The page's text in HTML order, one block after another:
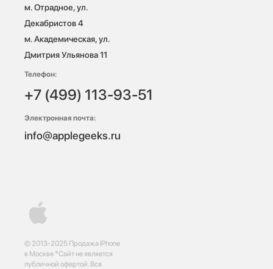
© 2013-2025 Продажа iPhone
в Москве *Сайт не является
публичной офертой. Вся
м. Отрадное, ул.
Декабристов 4
м. Академическая, ул.
Дмитрия Ульянова 11
Телефон:
+7 (499) 113-93-51
Электронная почта:
info@applegeeks.ru